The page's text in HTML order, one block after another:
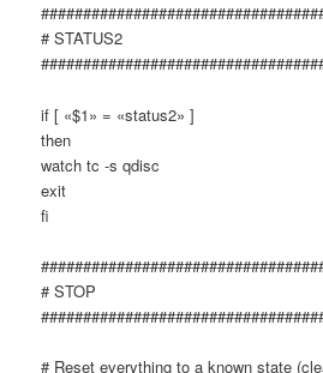
# STATUS2
if [ «$1» = «status2» ]
then
watch tc -s qdisc
exit
fi
# STOP
# Reset everything to a known state